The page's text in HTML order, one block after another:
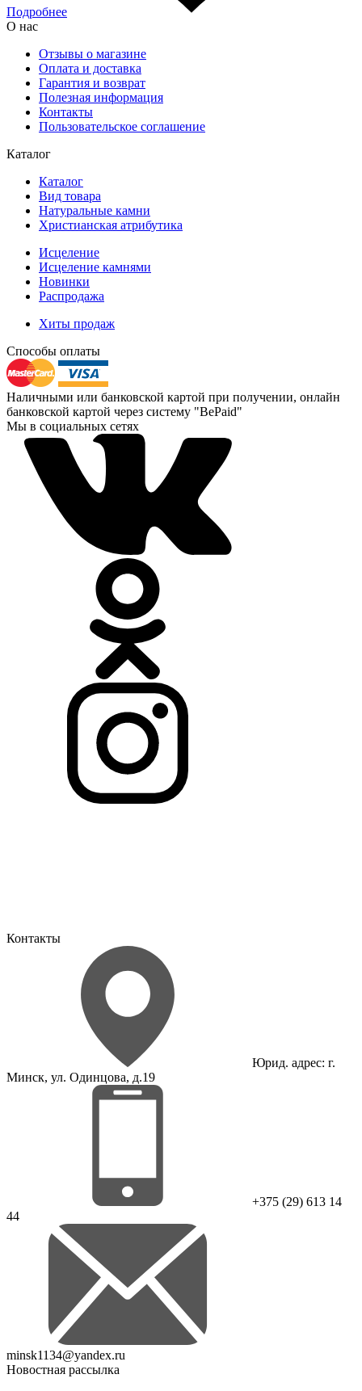
Подробнее
О нас
Отзывы о магазине
Оплата и доставка
Гарантия и возврат
Полезная информация
Контакты
Пользовательское соглашение
Каталог
Каталог
Вид товара
Натуральные камни
Христианская атрибутика
Исцеление
Исцеление камнями
Новинки
Распродажа
Хиты продаж
Способы оплаты
Наличными или банковской картой при получении, онлайн
банковской картой через систему "BePaid"
Мы в социальных сетях
Контакты
Юрид. адрес: г.
Минск, ул. Одинцова, д.19
+375 (29) 613 14
44
minsk1134@yandex.ru
Новостная рассылка